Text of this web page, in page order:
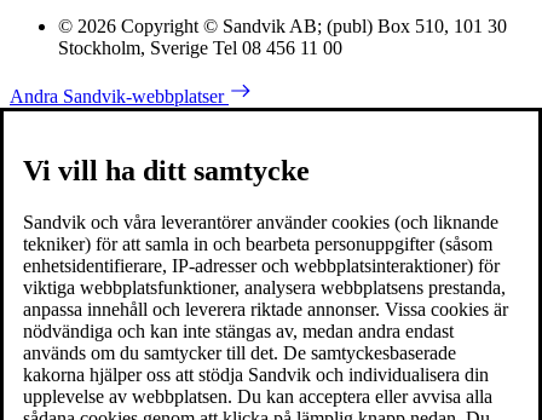
© 2026 Copyright © Sandvik AB; (publ) Box 510, 101 30
Stockholm, Sverige Tel 08 456 11 00
Andra Sandvik-webbplatser
Vi vill ha ditt samtycke
Sandvik och våra leverantörer använder cookies (och liknande
tekniker) för att samla in och bearbeta personuppgifter (såsom
enhetsidentifierare, IP-adresser och webbplatsinteraktioner) för
viktiga webbplatsfunktioner, analysera webbplatsens prestanda,
anpassa innehåll och leverera riktade annonser. Vissa cookies är
nödvändiga och kan inte stängas av, medan andra endast
används om du samtycker till det. De samtyckesbaserade
kakorna hjälper oss att stödja Sandvik och individualisera din
upplevelse av webbplatsen. Du kan acceptera eller avvisa alla